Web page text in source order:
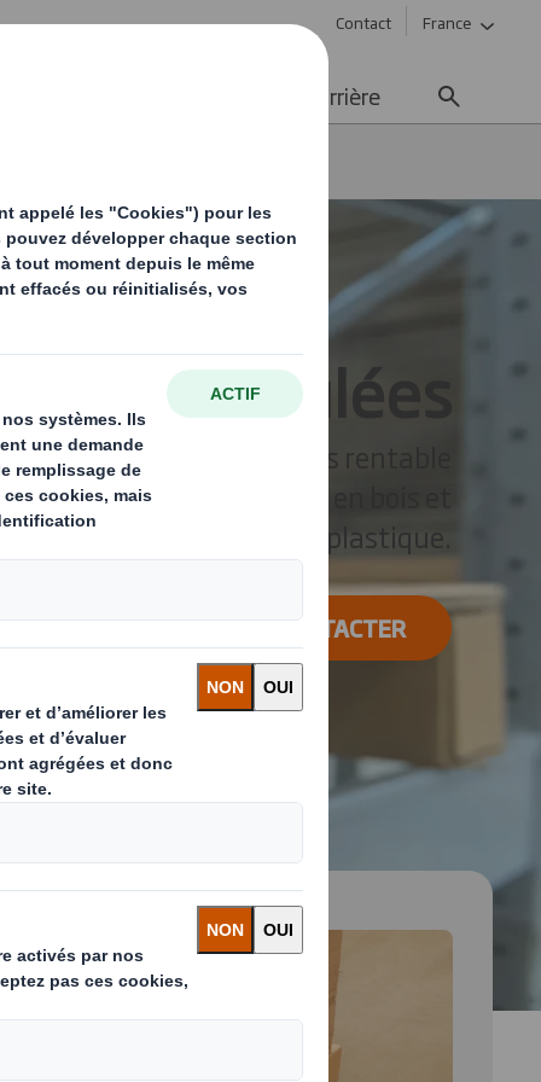
Contact France
Carrière
ondulées
propre, plus verte, plus rentable
palettes traditionnelles en bois et
en plastique.
NOUS CONTACTER
and next buttons to move between slides. Only